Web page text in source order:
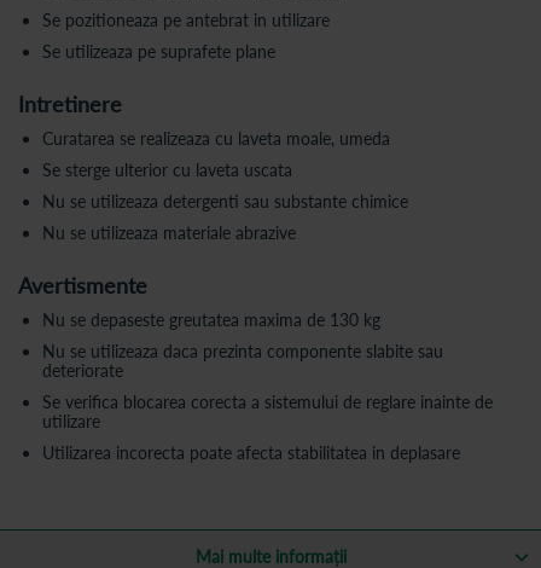
Se pozitioneaza pe antebrat in utilizare
Se utilizeaza pe suprafete plane
Intretinere
Curatarea se realizeaza cu laveta moale, umeda
Se sterge ulterior cu laveta uscata
Nu se utilizeaza detergenti sau substante chimice
Nu se utilizeaza materiale abrazive
Avertismente
Nu se depaseste greutatea maxima de 130 kg
Nu se utilizeaza daca prezinta componente slabite sau
deteriorate
Se verifica blocarea corecta a sistemului de reglare inainte de
utilizare
Utilizarea incorecta poate afecta stabilitatea in deplasare
Mai multe informații